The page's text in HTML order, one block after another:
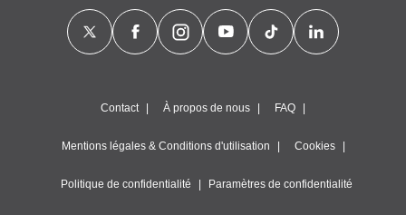
Contact À propos de nous FAQ
Mentions légales & Conditions d'utilisation Cookies
Politique de confidentialité Paramètres de confidentialité